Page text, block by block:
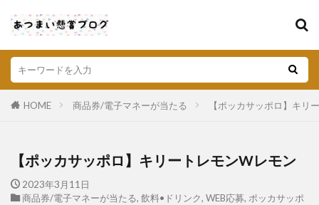
HOME 商品券/電子マネーが当たる 【ポッカサッポロ】キリ
【ポッカサッポロ】キリートレモンWレモン
2023年3月11日
商品券/電子マネーが当たる, 飲料•ドリンク, WEB応募, ポッカサッポ